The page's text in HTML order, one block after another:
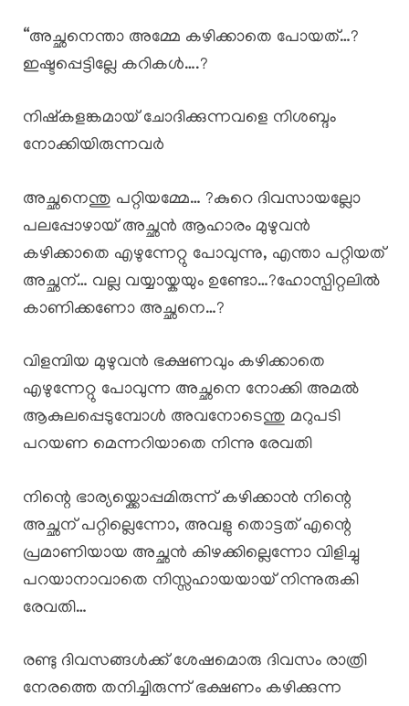
“അച്ഛനെന്താ അമ്മേ കഴിക്കാതെ പോയത്…?
ഇഷ്ടപ്പെട്ടില്ലേ കറികൾ….?
നിഷ്കളങ്കമായ് ചോദിക്കുന്നവളെ നിശബ്ദം
നോക്കിയിരുന്നവർ
അച്ഛനെന്തു പറ്റിയമ്മേ… ?കുറെ ദിവസായല്ലോ
പലപ്പോഴായ് അച്ഛൻ ആഹാരം മുഴുവൻ
കഴിക്കാതെ എഴുന്നേറ്റു പോവുന്നു, എന്താ പറ്റിയത്
അച്ഛന്… വല്ല വയ്യായ്കയും ഉണ്ടോ…?ഹോസ്പിറ്റലിൽ
കാണിക്കണോ അച്ഛനെ…?
വിളമ്പിയ മുഴുവൻ ഭക്ഷണവും കഴിക്കാതെ
എഴുന്നേറ്റു പോവുന്ന അച്ഛനെ നോക്കി അമൽ
ആകുലപ്പെടുമ്പോൾ അവനോടെന്തു മറുപടി
പറയണ മെന്നറിയാതെ നിന്നു രേവതി
നിന്റെ ഭാര്യയ്ക്കൊപ്പമിരുന്ന് കഴിക്കാൻ നിന്റെ
അച്ഛന് പറ്റില്ലെന്നോ, അവളു തൊട്ടത് എന്റെ
പ്രമാണിയായ അച്ഛൻ കിഴക്കില്ലെന്നോ വിളിച്ചു
പറയാനാവാതെ നിസ്സഹായയായ് നിന്നുരുകി
രേവതി…
രണ്ടു ദിവസങ്ങൾക്ക് ശേഷമൊരു ദിവസം രാത്രി
നേരത്തെ തനിച്ചിരുന്ന് ഭക്ഷണം കഴിക്കുന്ന